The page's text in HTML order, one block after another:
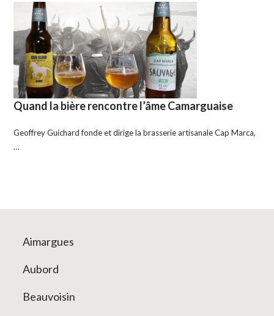
Quand la bière rencontre l’âme Camarguaise
Geoffrey Guichard fonde et dirige la brasserie artisanale Cap Marca,
…
Aimargues
Aubord
Beauvoisin